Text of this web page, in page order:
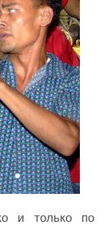
и только по